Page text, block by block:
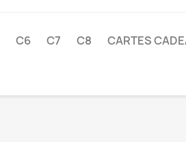
C6 C7 C8 CARTES